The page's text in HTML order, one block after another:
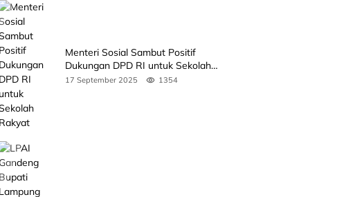
Menteri Sosial Sambut Positif
Dukungan DPD RI untuk Sekolah
Rakyat
17 September 2025 1354